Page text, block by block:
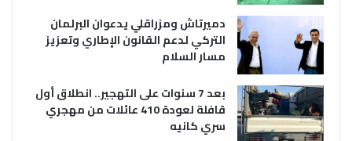
دميرتاش ومزراقلي يدعوان البرلمان
التركي لدعم القانون الإطاري وتعزيز
مسار السلام
بعد 7 سنوات على التهجير.. انطلاق أول
قافلة لعودة 410 عائلات من مهجري
سري كانيه